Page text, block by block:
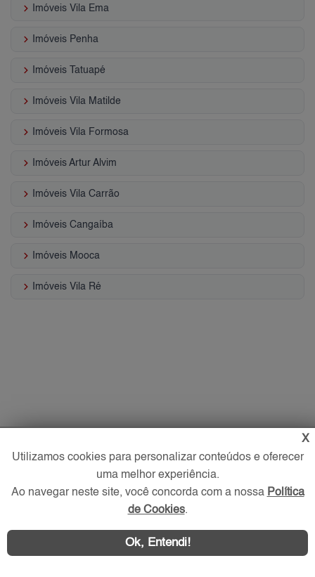
keyboard_arrow_right Imóveis Vila Ema
keyboard_arrow_right Imóveis Penha
keyboard_arrow_right Imóveis Tatuapé
keyboard_arrow_right Imóveis Vila Matilde
keyboard_arrow_right Imóveis Vila Formosa
keyboard_arrow_right Imóveis Artur Alvim
keyboard_arrow_right Imóveis Vila Carrão
keyboard_arrow_right Imóveis Cangaíba
keyboard_arrow_right Imóveis Mooca
keyboard_arrow_right Imóveis Vila Ré
X
Utilizamos cookies para personalizar conteúdos e oferecer
uma melhor experiência.
Ao navegar neste site, você concorda com a nossa Política
de Cookies.
Ok, Entendi!